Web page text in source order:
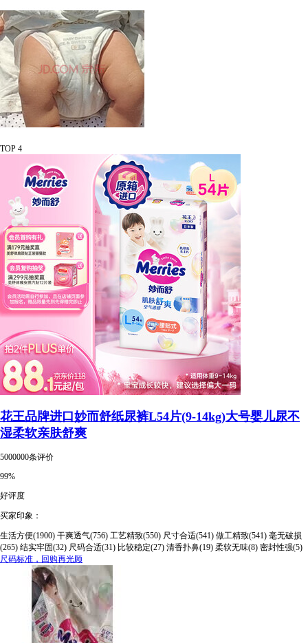
TOP 4
花王品牌进口妙而舒纸尿裤L54片(9-14kg)大号婴儿尿不
湿柔软亲肤舒爽
5000000条评价
99%
好评度
买家印象：
生活方便(1900) 干爽透气(756) 工艺精致(550) 尺寸合适(541) 做工精致(541) 毫无破损
(265) 结实牢固(32) 尺码合适(31) 比较稳定(27) 清香扑鼻(19) 柔软无味(8) 密封性强(5)
尺码标准，回购再光顾